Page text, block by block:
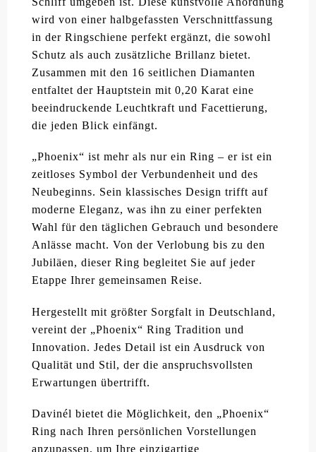
wird von einer halbgefassten Verschnittfassung
in der Ringschiene perfekt ergänzt, die sowohl
Schutz als auch zusätzliche Brillanz bietet.
Zusammen mit den 16 seitlichen Diamanten
entfaltet der Hauptstein mit 0,20 Karat eine
beeindruckende Leuchtkraft und Facettierung,
die jeden Blick einfängt.
„Phoenix“ ist mehr als nur ein Ring – er ist ein
zeitloses Symbol der Verbundenheit und des
Neubeginns. Sein klassisches Design trifft auf
moderne Eleganz, was ihn zu einer perfekten
Wahl für den täglichen Gebrauch und besondere
Anlässe macht. Von der Verlobung bis zu den
Jubiläen, dieser Ring begleitet Sie auf jeder
Etappe Ihrer gemeinsamen Reise.
Hergestellt mit größter Sorgfalt in Deutschland,
vereint der „Phoenix“ Ring Tradition und
Innovation. Jedes Detail ist ein Ausdruck von
Qualität und Stil, der die anspruchsvollsten
Erwartungen übertrifft.
Davinél bietet die Möglichkeit, den „Phoenix“
Ring nach Ihren persönlichen Vorstellungen
anzupassen, um Ihre einzigartige